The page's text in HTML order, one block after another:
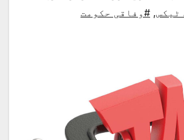
ٹیکس, #وفاقی حکومت